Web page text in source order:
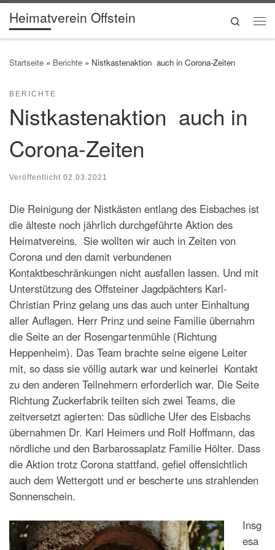
Zum Inhalt springen
Heimatverein Offstein
Search
Startseite » Berichte » Nistkastenaktion auch in Corona-Zeiten
BERICHTE
Nistkastenaktion auch in
Corona-Zeiten
Veröffentlicht 02.03.2021
Die Reinigung der Nistkästen entlang des Eisbaches ist
die älteste noch jährlich durchgeführte Aktion des
Heimatvereins. Sie wollten wir auch in Zeiten von
Corona und den damit verbundenen
Kontaktbeschränkungen nicht ausfallen lassen. Und mit
Unterstützung des Offsteiner Jagdpächters Karl-
Christian Prinz gelang uns das auch unter Einhaltung
aller Auflagen. Herr Prinz und seine Familie übernahm
die Seite an der Rosengartenmühle (Richtung
Heppenheim). Das Team brachte seine eigene Leiter
mit, so dass sie völlig autark war und keinerlei Kontakt
zu den anderen Teilnehmern erforderlich war. Die Seite
Richtung Zuckerfabrik teilten sich zwei Teams, die
zeitversetzt agierten: Das südliche Ufer des Eisbachs
übernahmen Dr. Karl Heimers und Rolf Hoffmann, das
nördliche und den Barbarossaplatz Familie Hölter. Dass
die Aktion trotz Corona stattfand, gefiel offensichtlich
auch dem Wettergott und er bescherte uns strahlenden
Sonnenschein.
Insg
esa